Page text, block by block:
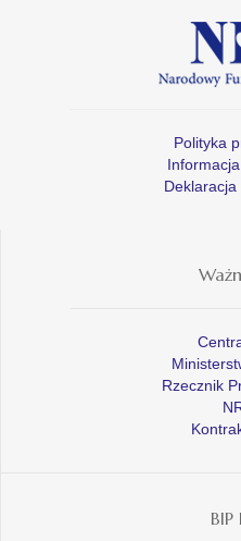
Polityka
Rzecznik
BIP